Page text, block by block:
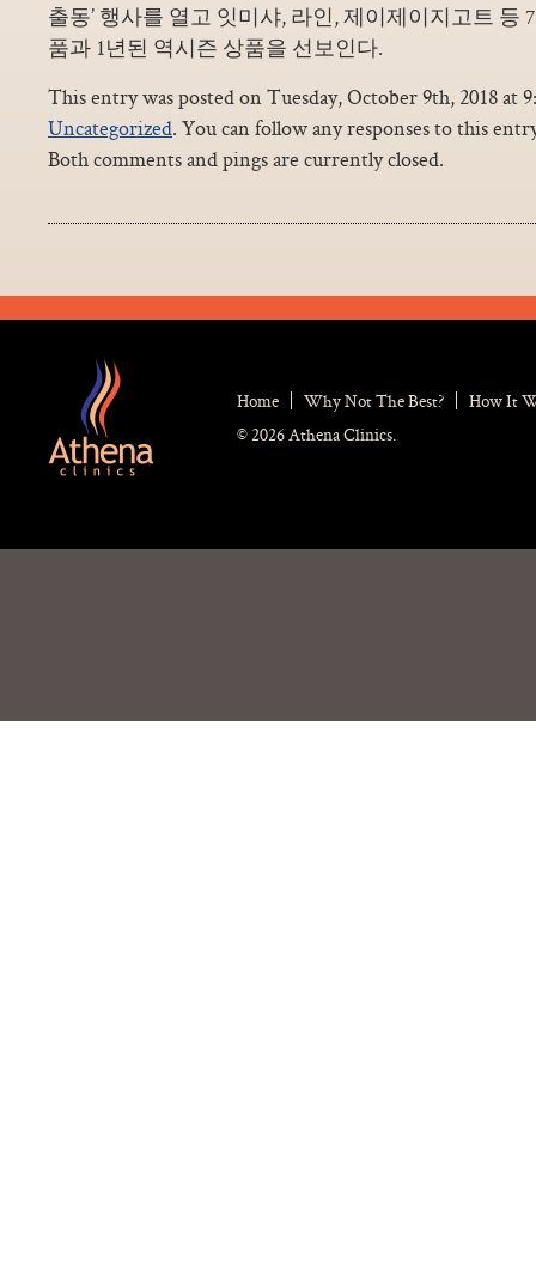
출동’ 행사를 열고 잇미샤, 라인, 제이제이지고트 등
품과 1년된 역시즌 상품을 선보인다.
This entry was posted on Tuesday, October 9th, 2018 at
Uncategorized. You can follow any responses to this
Both comments and pings are currently closed.
Home Why Not The Best?
How It
© 2026 Athena Clinics.